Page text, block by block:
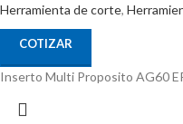
Herramienta de corte,
COTIZAR
Inserto Multi Proposito AG60